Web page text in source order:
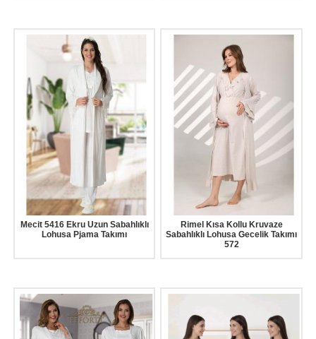
Mecit 5416 Ekru Uzun Sabahlıklı
Lohusa Pjama Takımı
Rimel Kısa Kollu Kruvaze
Sabahlıklı Lohusa Gecelik Takımı
572